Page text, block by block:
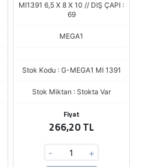
MI1391 6,5 X 8 X 10 // DIŞ ÇAPI :
69
MEGA1
Stok Kodu : G-MEGA1 MI 1391
Stok Miktarı : Stokta Var
Fiyat
266,20 TL
- +